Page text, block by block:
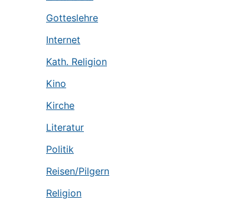
Gotteslehre
Internet
Kath. Religion
Kino
Kirche
Literatur
Politik
Reisen/Pilgern
Religion